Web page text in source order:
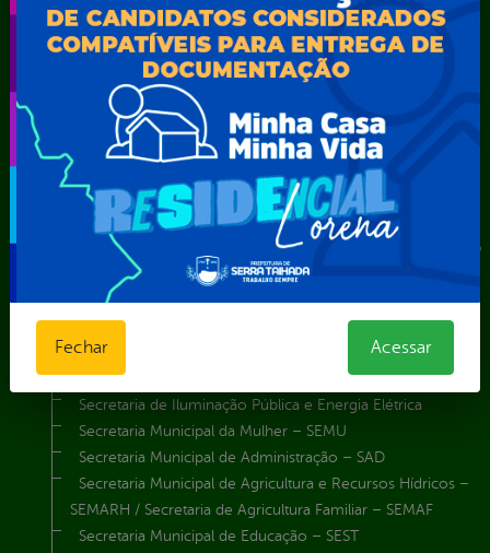
Secretarias
Agência Municipal de Meio Ambiente – AMMA
Assistência Social e Cidadania
Autarquia Educacional de Serra Talhada – AESET
Comando da Guarda Municipal-CGM
Diretoria da Defesa Civil
FUNDAÇÃO CULTURAL DE SERRA TALHADA
Gabinete da Prefeita
Gabinete do Vice-Prefeito
Instituto de Previdência Própria dos Servidores Públicos do
Município de Serra Talhada-IPPS
Obras e Infraestrutura
Procuradoria Geral do Município
Secretaria de Comunicação Social e Audiovisual
Secretaria de Desenvolvimento Econômico e Turismo
Secretaria de Iluminação Pública e Energia Elétrica
Secretaria Municipal da Mulher – SEMU
Secretaria Municipal de Administração – SAD
Secretaria Municipal de Agricultura e Recursos Hídricos –
SEMARH / Secretaria de Agricultura Familiar – SEMAF
Secretaria Municipal de Educação – SEST
Fechar Acessar